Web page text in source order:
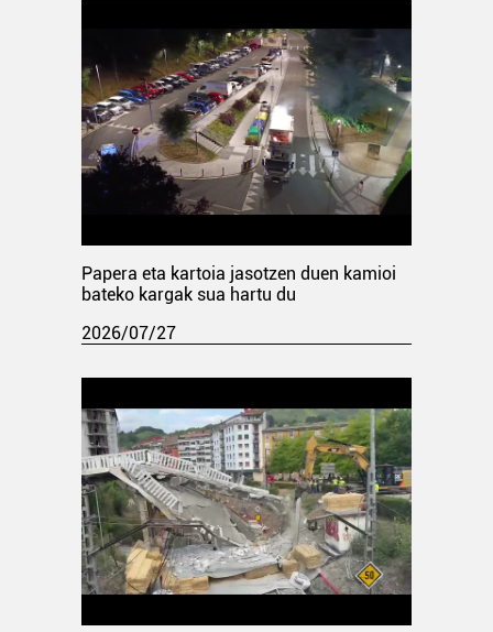
Papera eta kartoia jasotzen duen kamioi
bateko kargak sua hartu du
2026/07/27